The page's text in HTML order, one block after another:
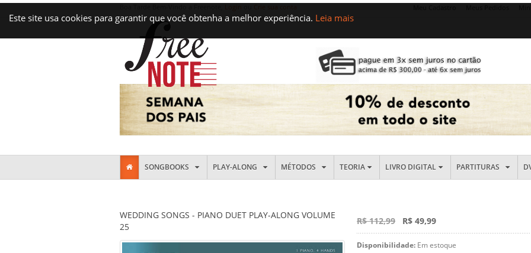
Este site usa cookies para garantir que você obtenha a melhor experiência. Leia mais
SONGBOOKS PLAY-ALONG MÉTODOS TEORIA LIVRO DIGITAL PARTITURAS
WEDDING SONGS - PIANO DUET PLAY-ALONG VOLUME
25
R$ 112,99 R$ 49,99
Disponibilidade: Em estoque